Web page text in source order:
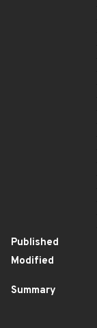
Published
Modified
Summary